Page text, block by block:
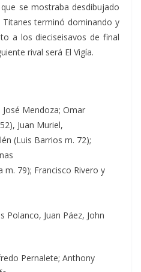
se mostraba desdibujado
terminó dominando y
a los dieciseisavos de final
rival será El Vigía.
José Mendoza; Omar
Juan Muriel,
(Luis Barrios m. 72);
m. 79); Francisco Rivero y
Polanco, Juan Páez, John
Pernalete; Anthony